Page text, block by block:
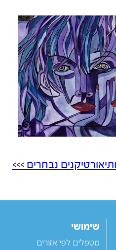
נבחרים >>>
שימושי
מטפלים לפי אזורים